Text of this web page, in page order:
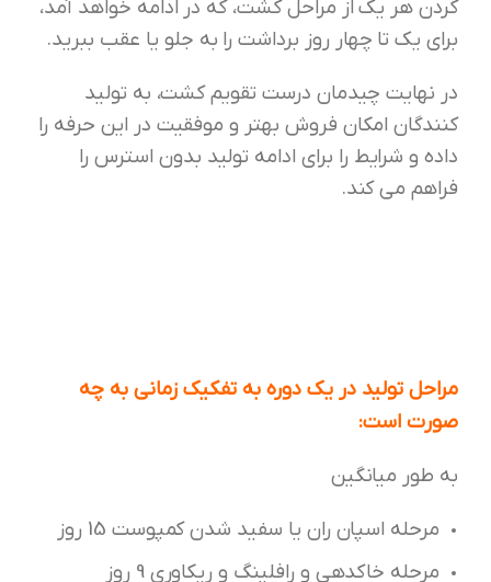
کردن هر یک از مراحل کشت، که در ادامه خواهد آمد،
برای یک تا چهار روز برداشت را به جلو یا عقب ببرید.
در نهایت چیدمان درست تقویم کشت، به تولید
کنندگان امکان فروش بهتر و موفقیت در این حرفه را
داده و شرایط را برای ادامه تولید بدون استرس را
فراهم می کند.
مراحل تولید در یک دوره به تفکیک زمانی به چه
صورت است:
به طور میانگین
مرحله اسپان ران یا سفید شدن کمپوست 15 روز
مرحله خاکدهی و رافلینگ و ریکاوری 9 روز